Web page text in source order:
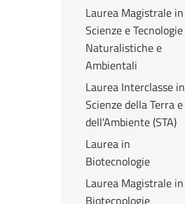
Laurea Magistrale in
Scienze e Tecnologie
Naturalistiche e
Ambientali
Laurea Interclasse in
Scienze della Terra e
dell'Ambiente (STA)
Laurea in
Biotecnologie
Laurea Magistrale in
Biotecnologie